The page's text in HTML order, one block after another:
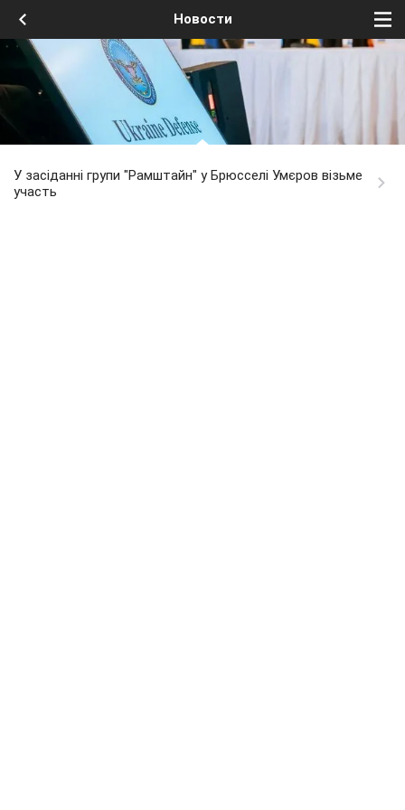
Новости
У засіданні групи "Рамштайн" у Брюсселі Умєров візьме
участь